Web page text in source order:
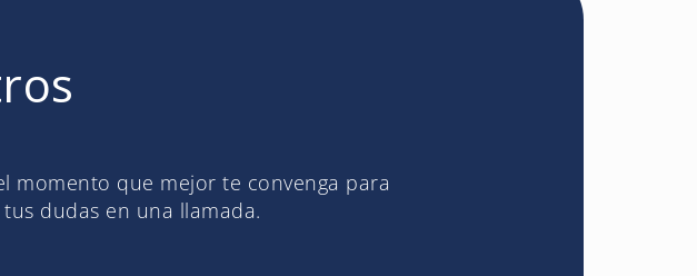
momento que mejor te convenga para
dudas en una llamada.